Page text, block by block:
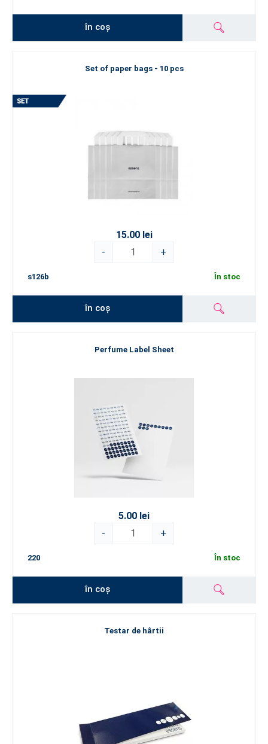
în coș
Set of paper bags - 10 pcs
15.00 lei
-
+
s126b În stoc
în coș
Perfume Label Sheet
5.00 lei
-
+
220 În stoc
în coș
Testar de hârtii